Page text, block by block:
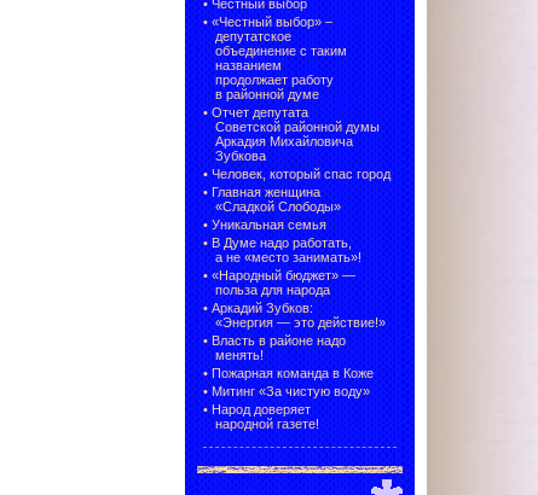
• Честный выбор
• «Честный выбор» –
депутатское
объединение с таким
названием
продолжает работу
в районной думе
• Отчет депутата
Советской районной думы
Аркадия Михайловича
Зубкова
• Человек, который спас город
• Главная женщина
«Сладкой Слободы»
• Уникальная семья
• В Думе надо работать,
а не «место занимать»!
• «Народный бюджет» —
польза для народа
• Аркадий Зубков:
«Энергия — это действие!»
• Власть в районе надо
менять!
• Пожарная команда в Коже
• Митинг «За чистую воду»
• Народ доверяет
народной газете!